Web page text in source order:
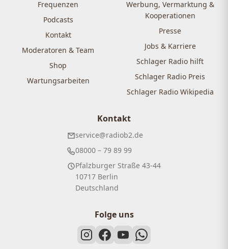
Frequenzen
Podcasts
Kontakt
Moderatoren & Team
Shop
Wartungsarbeiten
Werbung, Vermarktung &
Kooperationen
Presse
Jobs & Karriere
Schlager Radio hilft
Schlager Radio Preis
Schlager Radio Wikipedia
Kontakt
service@radiob2.de
08000 – 79 89 99
Pfalzburger Straße 43-44
10717 Berlin
Deutschland
Folge uns